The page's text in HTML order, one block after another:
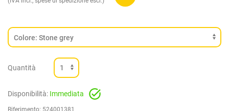
Quantità
Disponibilità: Immediata